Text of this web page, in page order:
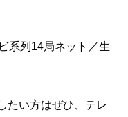
系列14局ネット／生
たい方はぜひ、テレ